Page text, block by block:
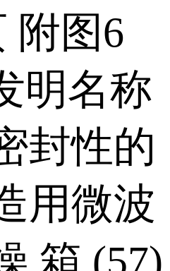
附图6
明名称
封性的
用微波
箱 (57)